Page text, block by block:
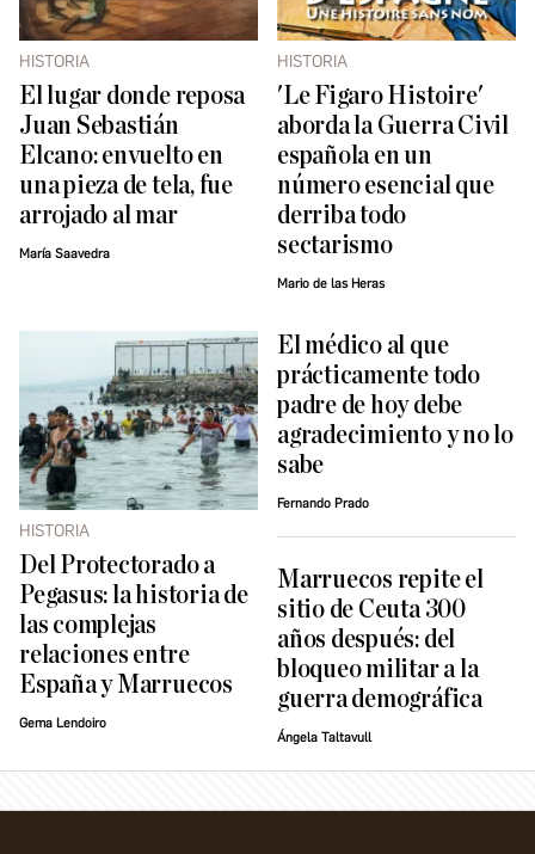
HISTORIA
El lugar donde reposa
Juan Sebastián
Elcano: envuelto en
una pieza de tela, fue
arrojado al mar
María Saavedra
HISTORIA
'Le Figaro Histoire'
aborda la Guerra Civil
española en un
número esencial que
derriba todo
sectarismo
Mario de las Heras
HISTORIA
Del Protectorado a
Pegasus: la historia de
las complejas
relaciones entre
España y Marruecos
Gema Lendoiro
El médico al que
prácticamente todo
padre de hoy debe
agradecimiento y no lo
sabe
Fernando Prado
Marruecos repite el
sitio de Ceuta 300
años después: del
bloqueo militar a la
guerra demográfica
Ángela Taltavull